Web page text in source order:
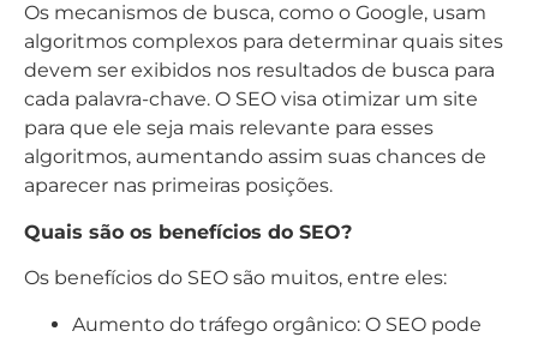
Os mecanismos de busca, como o Google, usam
algoritmos complexos para determinar quais sites
devem ser exibidos nos resultados de busca para
cada palavra-chave. O SEO visa otimizar um site
para que ele seja mais relevante para esses
algoritmos, aumentando assim suas chances de
aparecer nas primeiras posições.
Quais são os benefícios do SEO?
Os benefícios do SEO são muitos, entre eles:
Aumento do tráfego orgânico: O SEO pode